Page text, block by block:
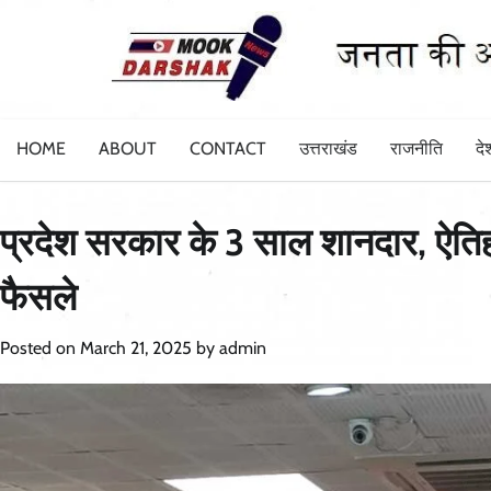
HOME ABOUT CONTACT उत्तराखंड राजनीति
प्रदेश सरकार के 3 साल शानदार,
फैसले
Posted on March 21, 2025 by admin